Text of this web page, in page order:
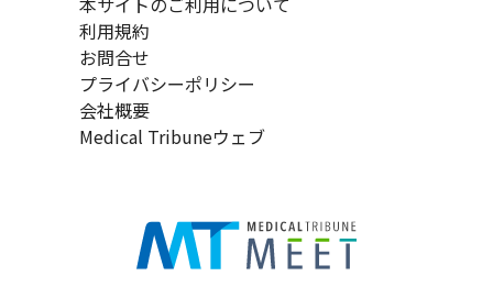
利用規約
お問合せ
プライバシーポリシー
会社概要
Medical Tribuneウェブ